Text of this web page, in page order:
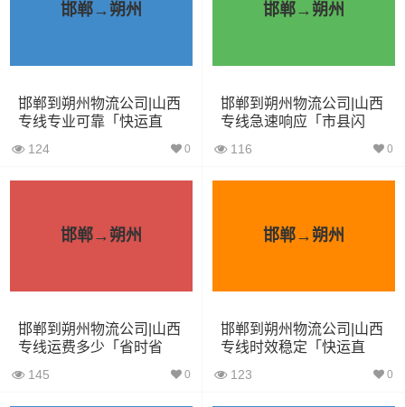
4.2米货车 4.2×2.4×2.5
5.2米货车 31立方 8吨 5.2×2.4×2.6
6.8米货车 40立方 10吨 6.8×2.4×2.8
7.6米货车 48立方 16吨 7.6×2.4×2.8
9.6米货车 58立方 18吨 9.6×2.4×2.5
13米货车 80立方 13×2.4×2.8
其他货主物流经验分享
已发过邯郸到朔州物流专线的货主告诉大家如果你选择了
邯郸→朔州
邯郸到朔州物流公司|山西
专线专业可靠「快运直
124 0
邯郸→朔州
邯郸到朔州物流公司|山西
专线急速响应「市县闪
116 0
邯郸→朔州
邯郸到朔州物流公司|山西
专线运费多少「省时省
145 0
邯郸→朔州
邯郸到朔州物流公司|山西
专线时效稳定「快运直
123 0